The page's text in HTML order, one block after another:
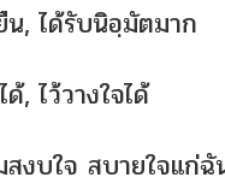
น, ได้รับนิอฺมัตมาก
, ไว้วางใจได้
งบใจ สบายใจแก่ฉั